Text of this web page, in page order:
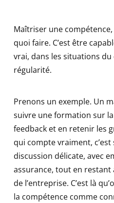
Maîtriser une compétence,
quoi faire. C’est être
vrai, dans les situations
régularité.
Prenons un exemple. Un
suivre une formation sur
feedback et en retenir les
qui compte vraiment,
discussion délicate, avec
assurance, tout en restant
de l’entreprise. C’est là
la compétence comme